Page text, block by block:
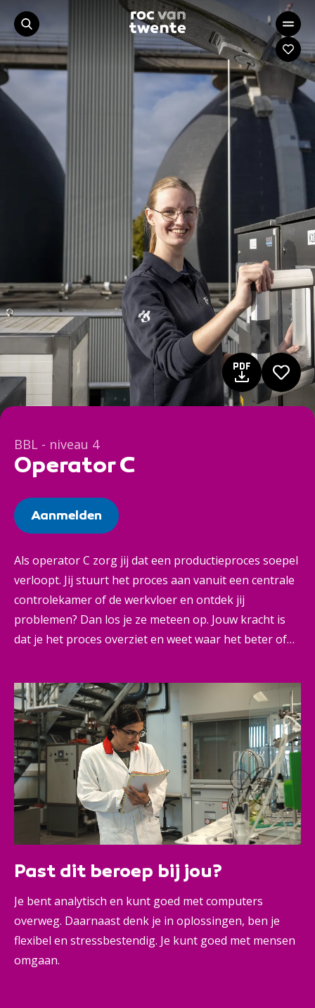
BBL - niveau 4
Operator C
Aanmelden
Als operator C zorg jij dat een productieproces soepel
verloopt. Jij stuurt het proces aan vanuit een centrale
controlekamer of de werkvloer en ontdek jij
problemen? Dan los je ze meteen op. Jouw kracht is
dat je het proces overziet en weet waar het beter of
slim onderhoud van machines. Dat doe je samen met
je team, maar met jou als leider. Veilig en efficiënt. Dat
maakt jou onmisbaar in elke fabriek.
Past dit beroep bij jou?
Je bent analytisch en kunt goed met computers
overweg. Daarnaast denk je in oplossingen, ben je
flexibel en stressbestendig. Je kunt goed met mensen
omgaan.